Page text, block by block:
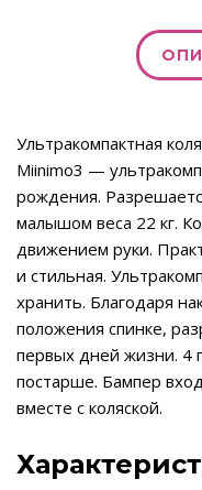
Ультракомпактная
Miinimo3 —
рождения.
малышом веса 22 кг.
движением руки.
и стильная.
хранить. Благодаря
положения спинке,
первых дней жизни. 4
постарше. Бампер
вместе с коляской.